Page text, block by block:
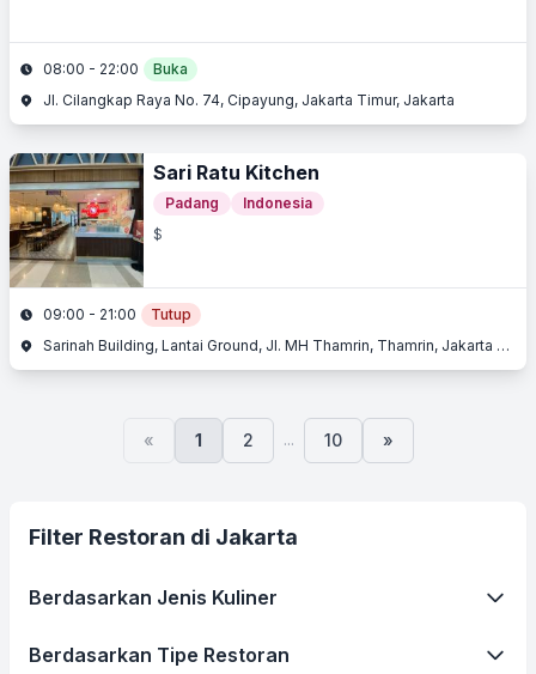
08:00 - 22:00
Buka
Jl. Cilangkap Raya No. 74, Cipayung, Jakarta Timur, Jakarta
Sari Ratu Kitchen
Padang
Indonesia
$
09:00 - 21:00
Tutup
Sarinah Building, Lantai Ground, Jl. MH Thamrin, Thamrin, Jakarta Pusat, Jakarta
« 1 2 ... 10 »
Filter Restoran di Jakarta
Berdasarkan Jenis Kuliner
Berdasarkan Tipe Restoran